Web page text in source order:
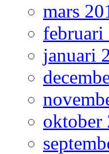
mars
februari
januari
oktober